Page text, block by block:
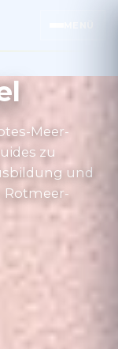
Meer-
zu
und
Rotmeer-